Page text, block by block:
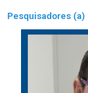
Pesquisadores (a)